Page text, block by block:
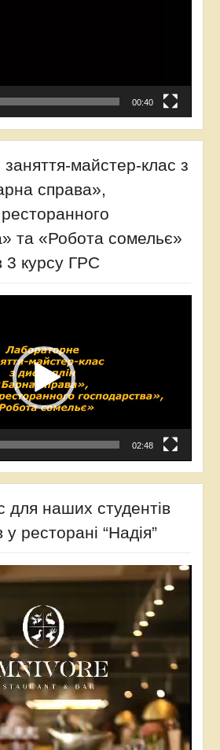
00:40
майстер-клас з
справа»,
та «Робота сомельє»
3 курсу ГРС
02:48
для наших студентів
у ресторані “Надія”